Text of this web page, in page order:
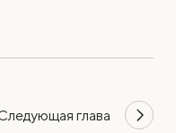
глава